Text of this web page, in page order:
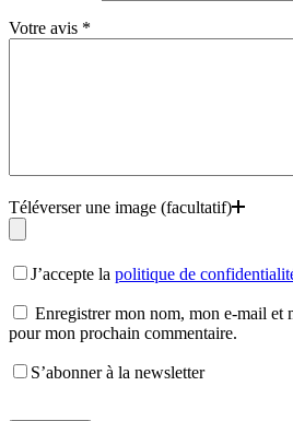
Votre avis *
Téléverser une image (facultatif)
J’accepte la politique de
Enregistrer mon nom, mon e-mail et
pour mon prochain commentaire.
S’abonner à la newsletter